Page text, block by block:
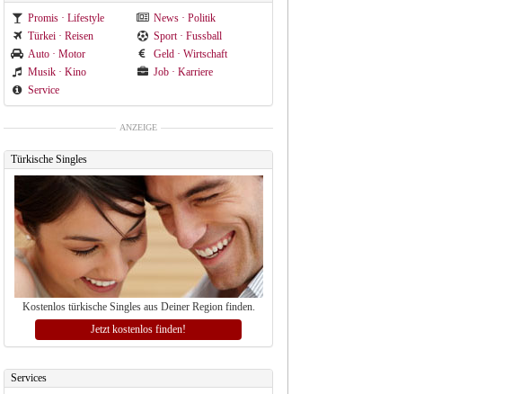
Promis · Lifestyle
News · Politik
Türkei · Reisen
Sport · Fussball
Auto · Motor
Geld · Wirtschaft
Musik · Kino
Job · Karriere
Service
ANZEIGE
Türkische Singles
Kostenlos türkische Singles aus Deiner Region finden.
Jetzt kostenlos finden!
Services